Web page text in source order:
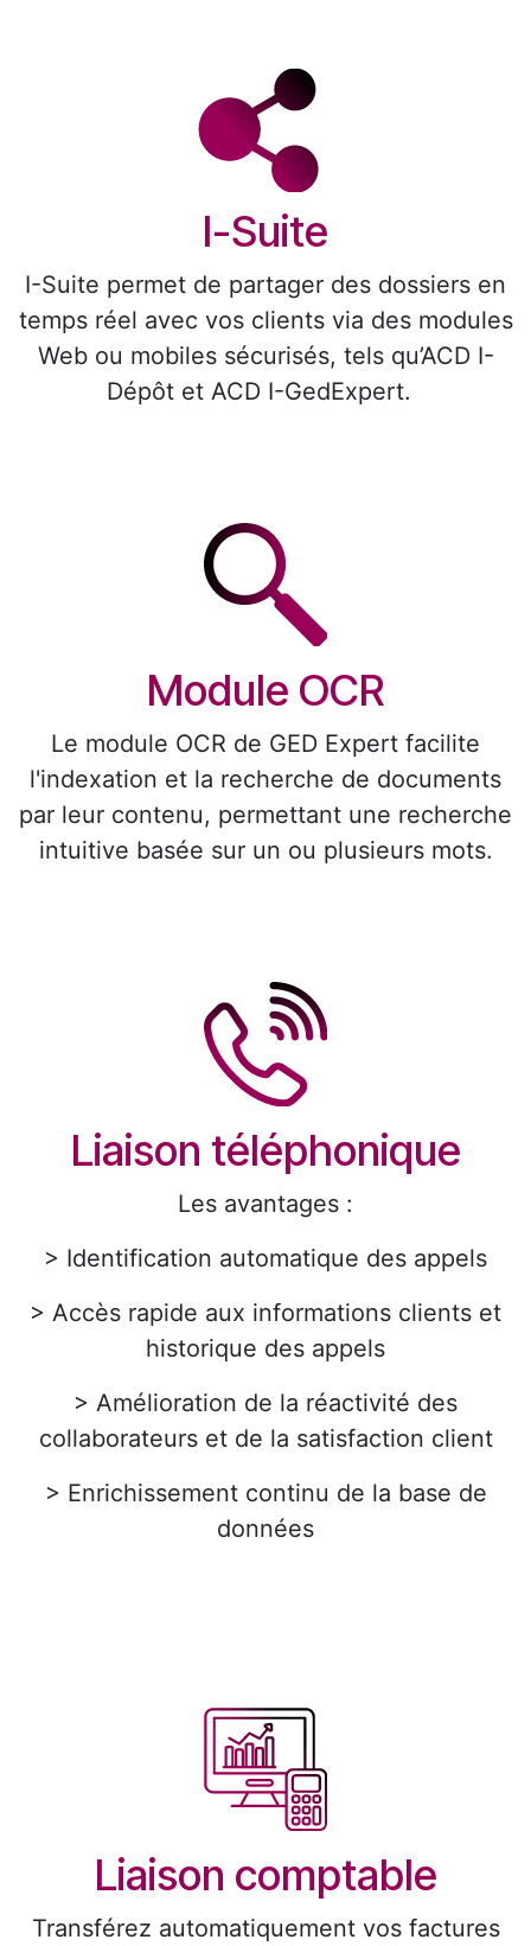
I-Suite
I-Suite permet de partager des dossiers en
temps réel avec vos clients via des modules
Web ou mobiles sécurisés, tels qu’ACD I-
Dépôt et ACD I-GedExpert.
Module OCR
Le module OCR de GED Expert facilite
l'indexation et la recherche de documents
par leur contenu, permettant une recherche
intuitive basée sur un ou plusieurs mots.
Liaison téléphonique
Les avantages :
> Identification automatique des appels
> Accès rapide aux informations clients et
historique des appels
> Amélioration de la réactivité des
collaborateurs et de la satisfaction client
> Enrichissement continu de la base de
données
Liaison comptable
Transférez automatiquement vos factures